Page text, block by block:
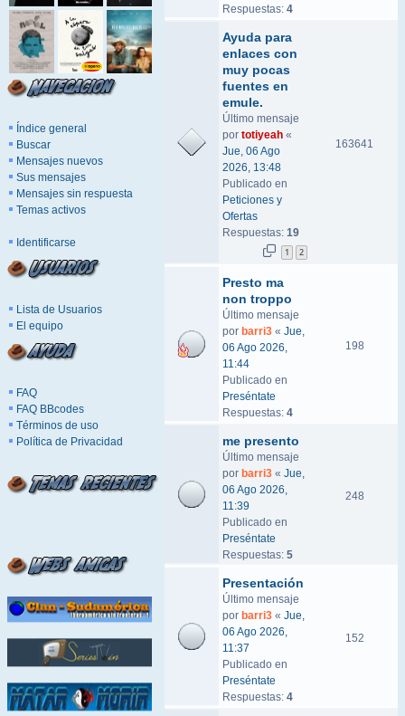
Índice general
Buscar
Mensajes nuevos
Sus mensajes
Mensajes sin respuesta
Temas activos
Identificarse
Lista de Usuarios
El equipo
FAQ
FAQ BBcodes
Términos de uso
Política de Privacidad
Respuestas: 4
Ayuda para
enlaces con
muy pocas
fuentes en
emule.
Último mensaje
por totiyeah «
Jue, 06 Ago
2026, 13:48
Publicado en
Peticiones y
Ofertas
Respuestas: 19
1 2
163641
Presto ma
non troppo
Último mensaje
por barri3 « Jue,
06 Ago 2026,
11:44
Publicado en
Preséntate
Respuestas: 4
198
me presento
Último mensaje
por barri3 « Jue,
06 Ago 2026,
11:39
Publicado en
Preséntate
Respuestas: 5
248
Presentación
Último mensaje
por barri3 « Jue,
06 Ago 2026,
11:37
Publicado en
Preséntate
Respuestas: 4
152